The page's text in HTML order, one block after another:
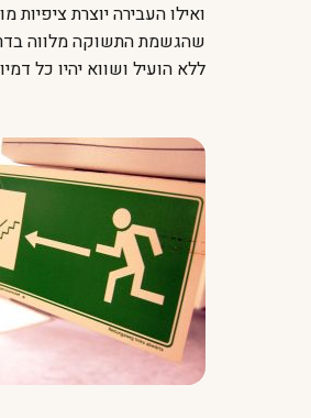
ואילו העבירה יוצרת
שהגשמת התשוקה מלווה
ללא הועיל ושווא יהיו כל